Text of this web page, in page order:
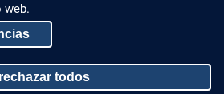
latam.com
web.
rechazar todos